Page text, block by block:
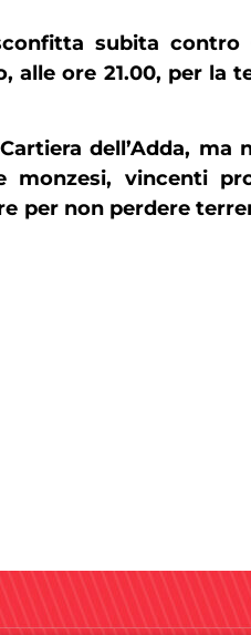
subita contro
alle ore 21.00, per la
dell’Adda, ma
monzesi, vincenti
per non perdere